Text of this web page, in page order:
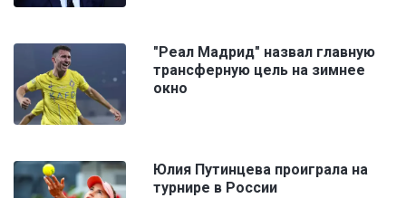
"Реал Мадрид" назвал главную
трансферную цель на зимнее
окно
Юлия Путинцева проиграла на
турнире в России